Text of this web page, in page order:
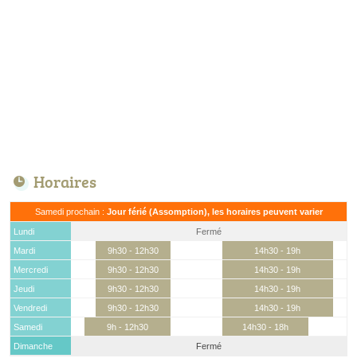
Horaires
Samedi prochain : Jour férié (Assomption), les horaires peuvent varier
Lundi
Fermé
Mardi
9h30 - 12h30
14h30 - 19h
Mercredi
9h30 - 12h30
14h30 - 19h
Jeudi
9h30 - 12h30
14h30 - 19h
Vendredi
9h30 - 12h30
14h30 - 19h
Samedi
9h - 12h30
14h30 - 18h
Dimanche
Fermé